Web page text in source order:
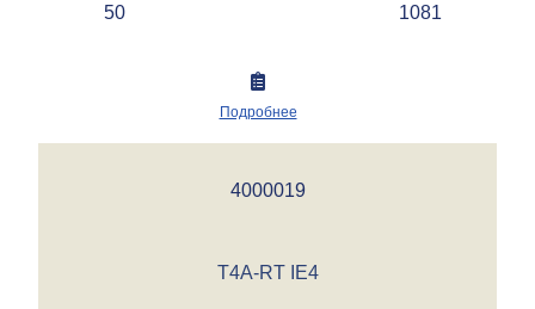
50
1081
Подробнее
4000019
T4A-RT IE4